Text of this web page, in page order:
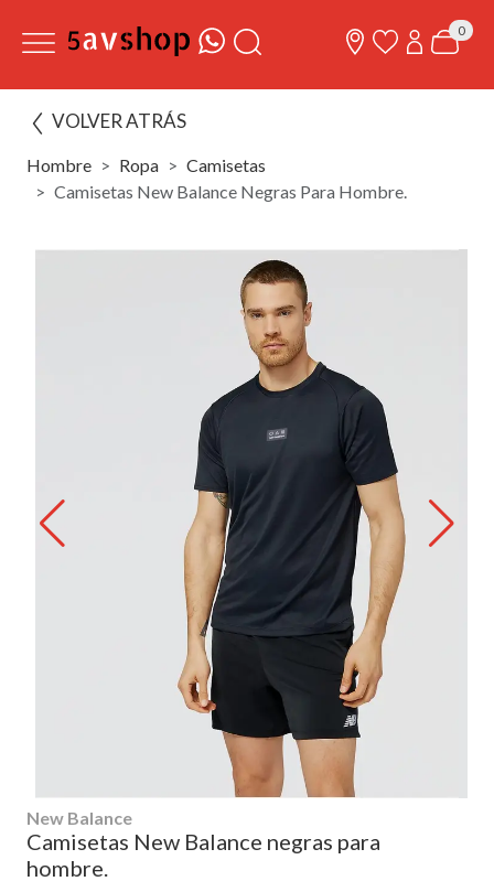
0
VOLVER ATRÁS
Hombre Ropa
Camisetas
Camisetas New Balance Negras Para Hombre.
New Balance
Camisetas New Balance negras para
hombre.